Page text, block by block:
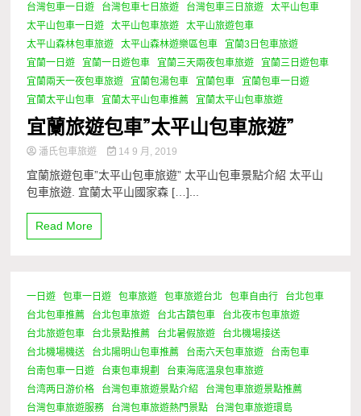
台灣包車一日遊
台灣包車七日旅遊 台灣包車三日旅遊
太平山包車
太平山包車一日遊
太平山包車旅遊
太平山旅遊包車
太平山森林包車旅遊
太平山森林遊樂區包車
宜蘭3日包車旅遊
宜蘭一日遊
宜蘭一日遊包車 宜蘭三天兩夜包車旅遊
宜蘭三日遊包車
宜蘭兩天一夜包車旅遊
宜蘭包湯包車 宜蘭包車
宜蘭包車一日遊
宜蘭太平山包車
宜蘭太平山包車推薦 宜蘭太平山包車旅遊
宜蘭旅遊包車”太平山包車旅遊”
潘氏包車旅遊 14 9 月, 2019
宜蘭旅遊包車”太平山包車旅遊” 太平山包車景點介紹 太平山
包車旅遊. 宜蘭太平山國家森 […]...
Read More
一日遊 包車一日遊 包車旅遊 包車旅遊台北 包車自由行
台北包車
台北包車推薦
台北包車旅遊 台北古蹟包車
台北夜市包車旅遊
台北旅遊包車
台北景點推薦 台北暑假旅遊
台北機場接送
台北機場機送
台北陽明山包車推薦 台南六天包車旅遊
台南包車
台南包車一日遊
台東包車規劃
台東海底溫泉包車旅遊
台湾两日游价格
台灣包車旅遊景點介紹
台灣包車旅遊景點推薦
台灣包車旅遊服務
台灣包車旅遊熱門景點
台灣包車旅遊環島